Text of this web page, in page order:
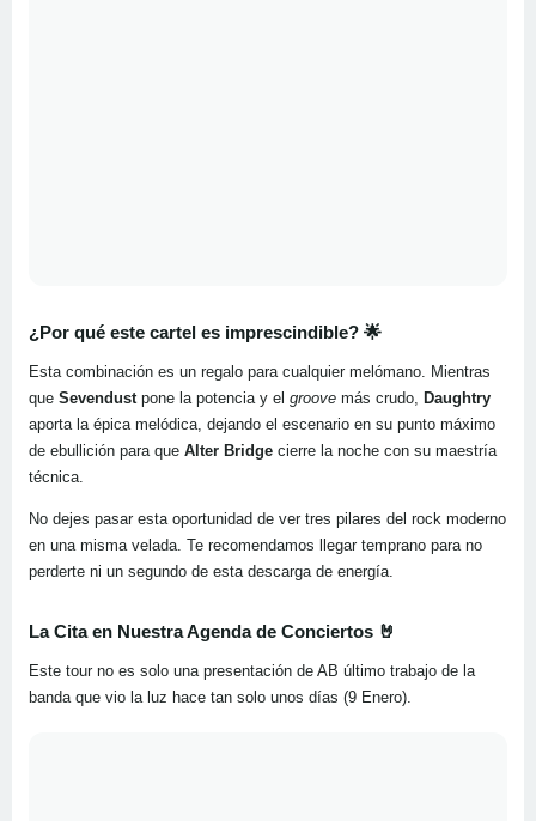
¿Por qué este cartel es imprescindible? 🌟
Esta combinación es un regalo para cualquier melómano. Mientras
que Sevendustpone la potencia y el groove más crudo, Daughtry
aporta la épica melódica, dejando el escenario en su punto máximo
de ebullición para que Alter Bridge cierre la noche con su maestría
técnica.
No dejes pasar esta oportunidad de ver tres pilares del rock moderno
en una misma velada. Te recomendamos llegar temprano para no
perderte ni un segundo de esta descarga de energía.
La Cita en Nuestra Agenda de Conciertos 🤘
Este tour no es solo una presentación de AB último trabajo de la
banda que vio la luz hace tan solo unos días (9 Enero).